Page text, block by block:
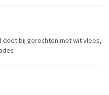
bij gerechten met wit vlees,